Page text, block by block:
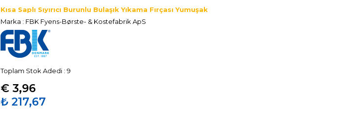
Kısa Saplı Sıyırıcı Burunlu Bulaşık Yıkama Fırçası Yumuşak
Marka : FBK Fyens-Børste- & Kostefabrik ApS
Toplam Stok Adedi : 9
€ 3,96
₺ 217,67